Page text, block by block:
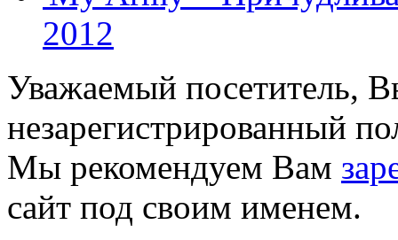
2012
Уважаемый посетитель,
незарегистрированный
Мы рекомендуем Вам
сайт под своим именем.